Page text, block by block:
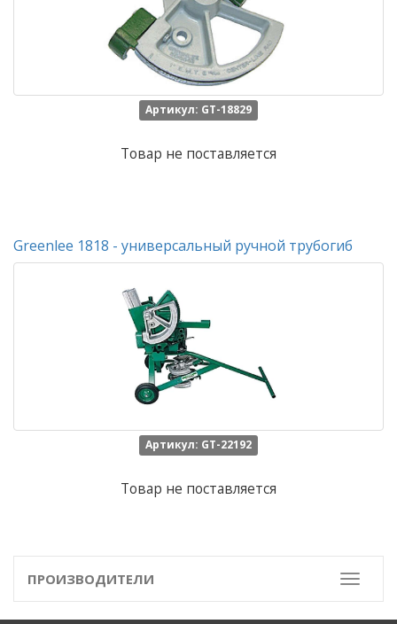
Артикул: GT-18829
Товар не поставляется
Greenlee 1818 - универсальный ручной трубогиб
Артикул: GT-22192
Товар не поставляется
Toggle
ПРОИЗВОДИТЕЛИ